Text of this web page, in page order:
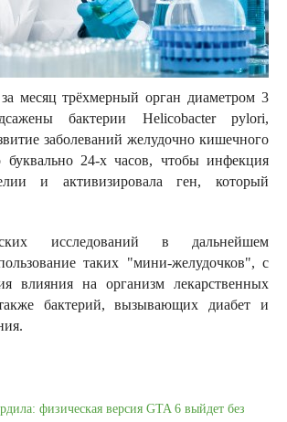
месяц трёхмерный орган диаметром 3
бактерии Helicobacter pylori,
заболеваний желудочно кишечного
буквально 24-х часов, чтобы инфекция
и активизировала ген, который
исследований в дальнейшем
таких "мини-желудочков", с
влияния на организм лекарственных
бактерий, вызывающих диабет и
физическая версия GTA 6 выйдет без